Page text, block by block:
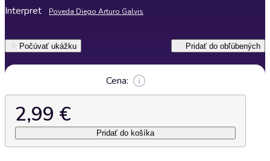
Interpret Poveda Diego Arturo Galvis
Počúvať ukážku Pridať do obľúbených
Cena:
2,99 €
Pridať do košíka